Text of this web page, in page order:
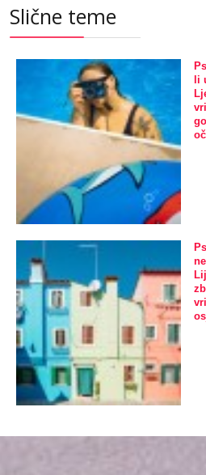
Slične teme
li